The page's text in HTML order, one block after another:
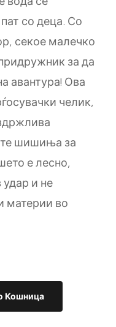
со деца. Со
секое малечко
за да
авантура! Ова
челик,
шишиња за
е лесно,
и не
материи во
Кошница